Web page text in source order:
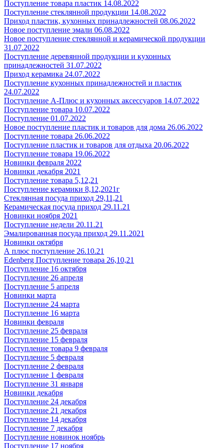
Поступление товара пластик 14.08.2022
Поступление стеклянной продукции 14.08.2022
Приход пластик, кухонных принадлежностей 08.06.2022
Новое поступление эмали 06.08.2022
Новое поступление стеклянной и керамической продукции
31.07.2022
Поступление деревянной продукции и кухонных
принадлежностей 31.07.2022
Приход керамика 24.07.2022
Поступление кухонных принадлежностей и пластик
24.07.2022
Поступление А-Плюс и кухонных аксессуаров 14.07.2022
Поступление товара 10.07.2022
Поступление 01.07.2022
Новое поступление пластик и товаров для дома 26.06.2022
Поступление товара 26.06.2022
Поступление пластик и товаров для отдыха 20.06.2022
Поступление товара 19.06.2022
Новинки февраля 2022
Новинки декабря 2021
Поступление товара 5,12,21
Поступление керамики 8,12,2021г
Стеклянная посуда приход 29,11,21
Керамическая посуда приход 29.11.21
Новинки ноября 2021
Поступление недели 20.11.21
Эмалированная посуда приход 29.11.2021
Новинки октября
А плюс поступление 26.10.21
Edenberg Поступление товара 26,10,21
Поступление 16 октября
Поступление 26 апреля
Поступление 5 апреля
Новинки марта
Поступление 24 марта
Поступление 16 марта
Новинки февраля
Поступление 25 февраля
Поступление 15 февраля
Поступление товара 9 февраля
Поступление 5 февраля
Поступление 2 февраля
Поступление 1 февраля
Поступление 31 января
Новинки декабря
Поступление 24 декабря
Поступление 21 декабря
Поступление 14 декабря
Поступление 7 декабря
Поступление новинок ноябрь
Поступление 17 ноября